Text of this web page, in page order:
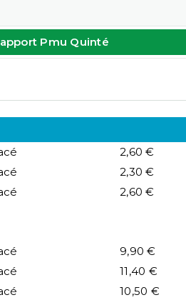
Pmu Quinté
2,60 €
2,30 €
2,60 €
9,90 €
11,40 €
10,50 €